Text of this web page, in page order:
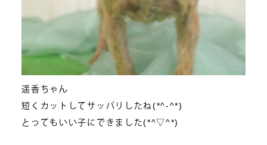
遥香ちゃん
短くカットしてサッパリしたね(*^-^*)
とってもいい子にできました(*^▽^*)